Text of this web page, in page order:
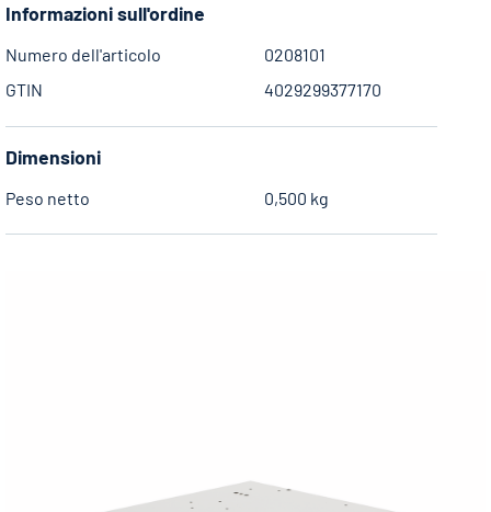
Informazioni sull'ordine
Numero dell'articolo
0208101
GTIN
4029299377170
Dimensioni
Peso netto 0,500 kg